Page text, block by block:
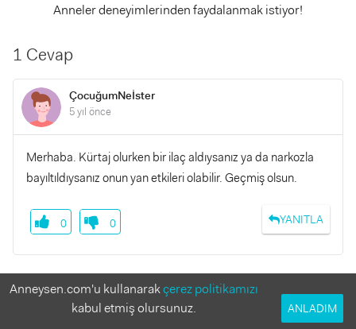
Anneler deneyimlerinden faydalanmak istiyor!
1 Cevap
ÇocuğumNeİster
5 yıl önce
Merhaba. Kürtaj olurken bir ilaç aldıysanız ya da narkozla
bayıltıldıysanız onun yan etkileri olabilir. Geçmiş olsun.
YANITLA
0 0
Benzer Sorular
Anneysen.com'u kullanarakçerez politikamızı
kabul etmiş olursunuz.
ANLADIM